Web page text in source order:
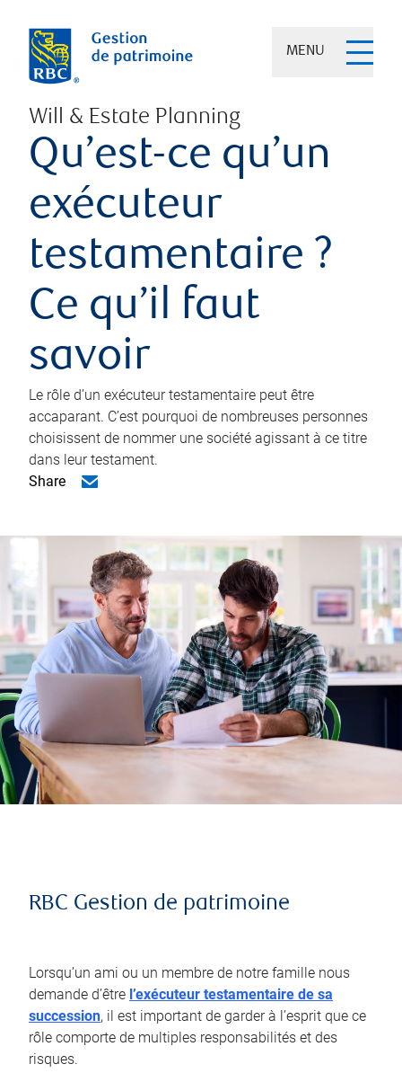
MENU
Will & Estate Planning
Qu’est-ce qu’un
exécuteur
testamentaire ?
Ce qu’il faut
savoir
Le rôle d’un exécuteur testamentaire peut être
accaparant. C’est pourquoi de nombreuses personnes
choisissent de nommer une société agissant à ce titre
dans leur testament.
Share
RBC Gestion de patrimoine
Lorsqu’un ami ou un membre de notre famille nous
demande d’être l’exécuteur testamentaire de sa
succession, il est important de garder à l’esprit que ce
rôle comporte de multiples responsabilités et des
risques.